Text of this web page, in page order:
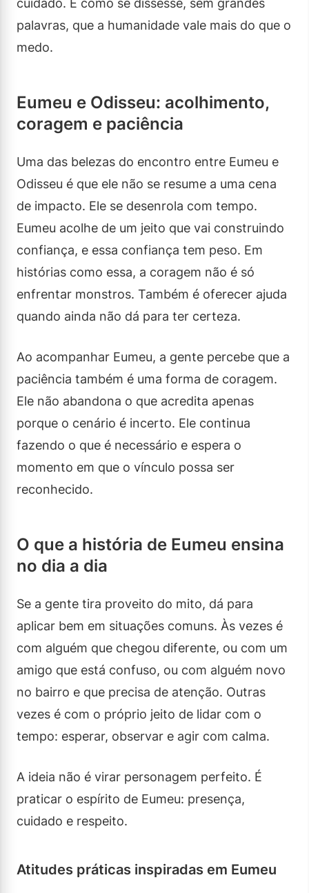
cuidado. É como se dissesse, sem grandes
palavras, que a humanidade vale mais do que o
medo.
Eumeu e Odisseu: acolhimento,
coragem e paciência
Uma das belezas do encontro entre Eumeu e
Odisseu é que ele não se resume a uma cena
de impacto. Ele se desenrola com tempo.
Eumeu acolhe de um jeito que vai construindo
confiança, e essa confiança tem peso. Em
histórias como essa, a coragem não é só
enfrentar monstros. Também é oferecer ajuda
quando ainda não dá para ter certeza.
Ao acompanhar Eumeu, a gente percebe que a
paciência também é uma forma de coragem.
Ele não abandona o que acredita apenas
porque o cenário é incerto. Ele continua
fazendo o que é necessário e espera o
momento em que o vínculo possa ser
reconhecido.
O que a história de Eumeu ensina
no dia a dia
Se a gente tira proveito do mito, dá para
aplicar bem em situações comuns. Às vezes é
com alguém que chegou diferente, ou com um
amigo que está confuso, ou com alguém novo
no bairro e que precisa de atenção. Outras
vezes é com o próprio jeito de lidar com o
tempo: esperar, observar e agir com calma.
A ideia não é virar personagem perfeito. É
praticar o espírito de Eumeu: presença,
cuidado e respeito.
Atitudes práticas inspiradas em Eumeu